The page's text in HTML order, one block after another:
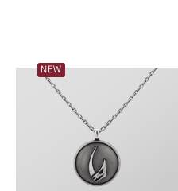
NEW